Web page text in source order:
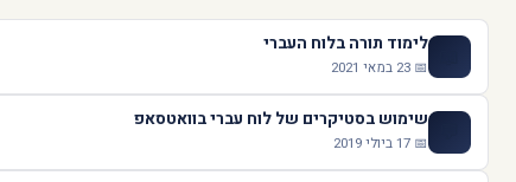
לימוד תורה בלוח העברי
📅 23 במאי 2021
שימוש בסטיקרים של לוח עברי בוואטסאפ
📅 17 ביולי 2019